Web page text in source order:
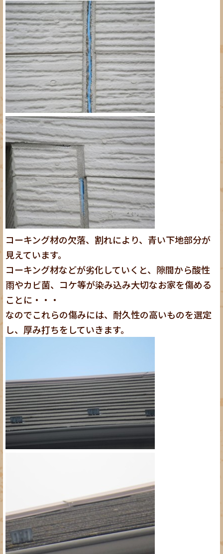
コーキング材の欠落、割れにより、青い下地部分が
見えています。
コーキング材などが劣化していくと、隙間から酸性
雨やカビ菌、コケ等が染み込み大切なお家を傷める
ことに・・・
なのでこれらの傷みには、耐久性の高いものを選定
し、厚み打ちをしていきます。